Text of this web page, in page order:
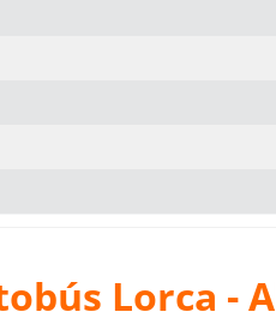
Lorca -